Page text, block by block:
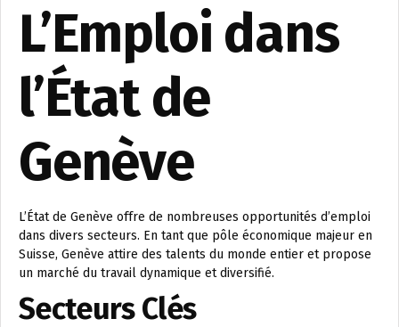
L’Emploi dans
l’État de
Genève
L’État de Genève offre de nombreuses opportunités d’emploi
dans divers secteurs. En tant que pôle économique majeur en
Suisse, Genève attire des talents du monde entier et propose
un marché du travail dynamique et diversifié.
Secteurs Clés